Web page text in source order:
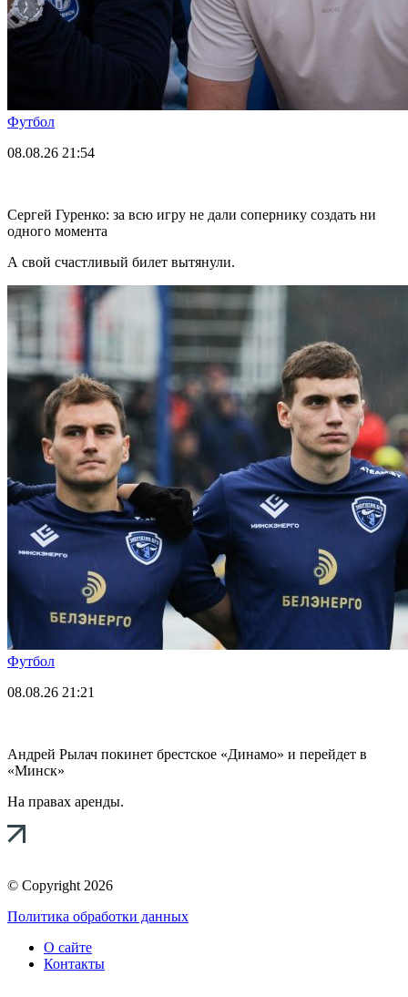
Футбол
08.08.26 21:54
Сергей Гуренко: за всю игру не дали сопернику создать ни
одного момента
А свой счастливый билет вытянули.
Футбол
08.08.26 21:21
Андрей Рылач покинет брестское «Динамо» и перейдет в
«Минск»
На правах аренды.
© Copyright 2026
Политика обработки данных
О сайте
Контакты